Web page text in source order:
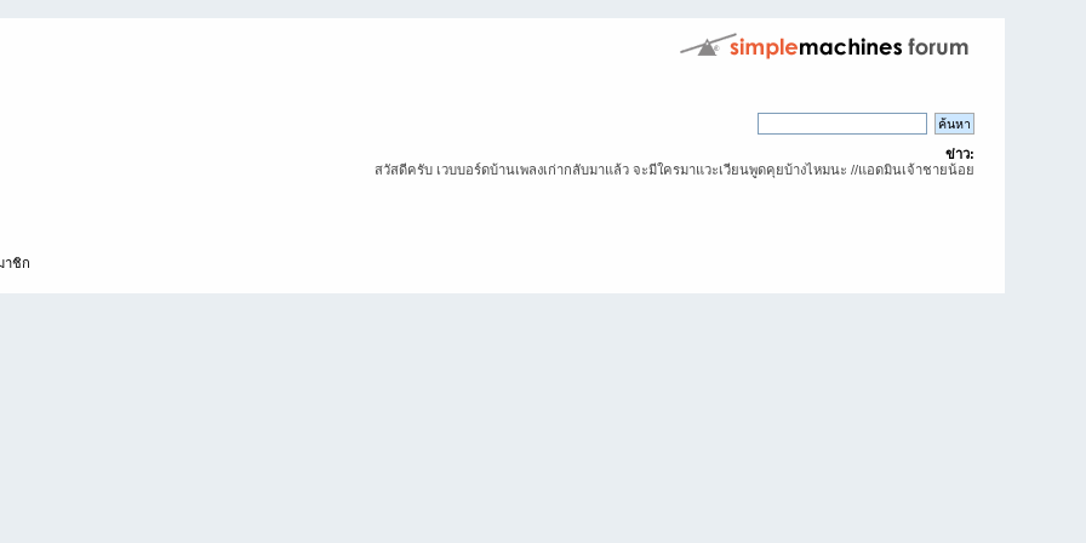
ข่าว:
สวัสดีครับ เวบบอร์ดบ้านเพลงเก่ากลับมาแล้ว จะมีใครมาแวะเวียนพูดคุยบ้างไหมนะ //แอดมินเจ้าชายน้อย
าชิก